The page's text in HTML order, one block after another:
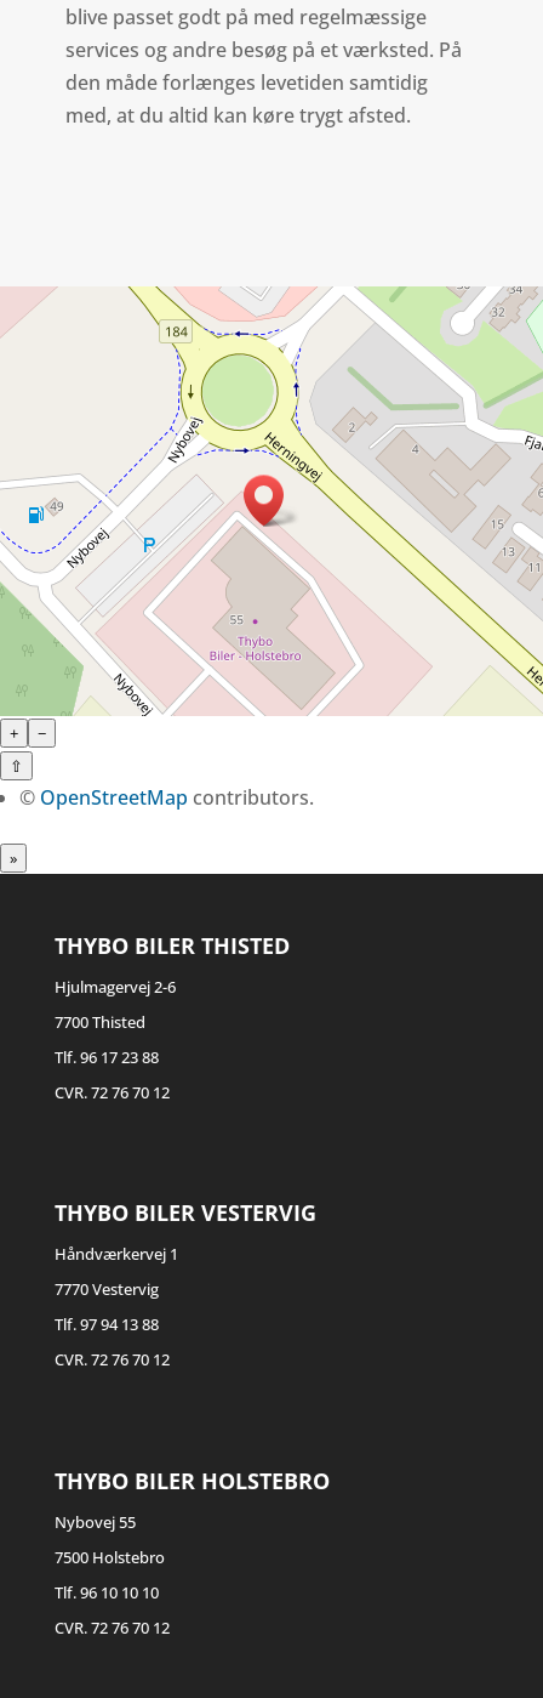
blive passet godt på med regelmæssige
services og andre besøg på et værksted. På
den måde forlænges levetiden samtidig
med, at du altid kan køre trygt afsted.
+
−
⇧
© OpenStreetMap contributors.
»
THYBO BILER THISTED
Hjulmagervej 2-6
7700 Thisted
Tlf. 96 17 23 88
CVR. 72 76 70 12
THYBO BILER VESTERVIG
Håndværkervej 1
7770 Vestervig
Tlf. 97 94 13 88
CVR. 72 76 70 12
THYBO BILER HOLSTEBRO
Nybovej 55
7500 Holstebro
Tlf. 96 10 10 10
CVR. 72 76 70 12